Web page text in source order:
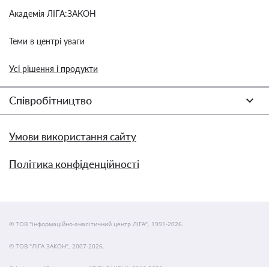
Академія ЛІГА:ЗАКОН
Теми в центрі уваги
Усі рішення і продукти
Співробітництво
Умови використання сайту
Політика конфіденційності
© ТОВ "інформаційно-аналітичний центр ЛІГА", 1991-2026.
© ТОВ "ЛІГА ЗАКОН", 2007-2026.